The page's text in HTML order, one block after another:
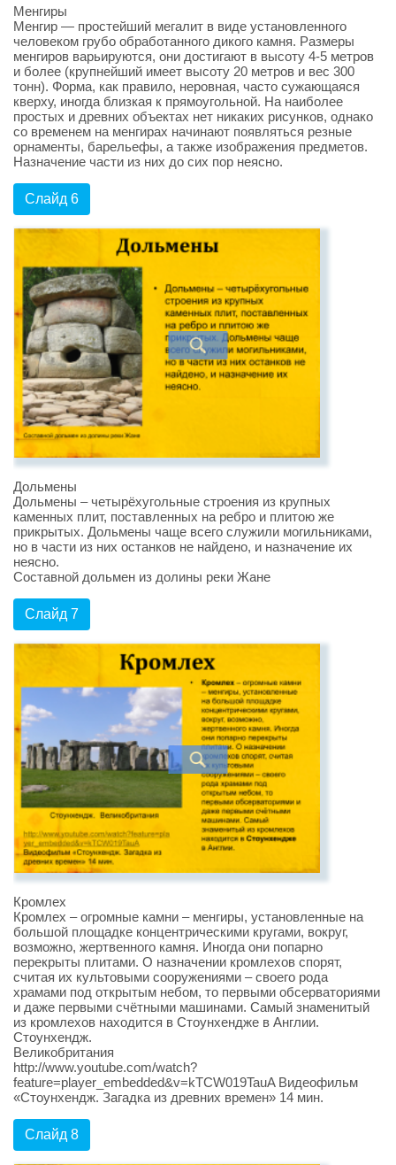
Менгиры
Менгир — простейший мегалит в виде установленного
человеком грубо обработанного дикого камня. Размеры
менгиров варьируются, они достигают в высоту 4-5 метров
и более (крупнейший имеет высоту 20 метров и вес 300
тонн). Форма, как правило, неровная, часто сужающаяся
кверху, иногда близкая к прямоугольной. На наиболее
простых и древних объектах нет никаких рисунков, однако
со временем на менгирах начинают появляться резные
орнаменты, барельефы, а также изображения предметов.
Назначение части из них до сих пор неясно.
Слайд 6
Дольмены
Дольмены – четырёхугольные строения из крупных
каменных плит, поставленных на ребро и плитою же
прикрытых. Дольмены чаще всего служили могильниками,
но в части из них останков не найдено, и назначение их
неясно.
Составной дольмен из долины реки Жане
Слайд 7
Кромлех
Кромлех – огромные камни – менгиры, установленные на
большой площадке концентрическими кругами, вокруг,
возможно, жертвенного камня. Иногда они попарно
перекрыты плитами. О назначении кромлехов спорят,
считая их культовыми сооружениями – своего рода
храмами под открытым небом, то первыми обсерваториями
и даже первыми счётными машинами. Самый знаменитый
из кромлехов находится в Стоунхендже в Англии.
Стоунхендж.
Великобритания
http://www.youtube.com/watch?
feature=player_embedded&v=kTCW019TauA Видеофильм
«Стоунхендж. Загадка из древних времен» 14 мин.
Слайд 8